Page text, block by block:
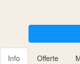
Info Offerte